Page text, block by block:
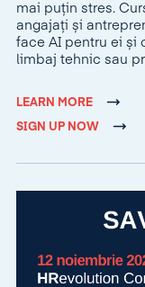
mai puțin stres.
angajați și
face AI pentru ei și
limbaj tehnic sau
LEARN MORE
SIGN UP NOW